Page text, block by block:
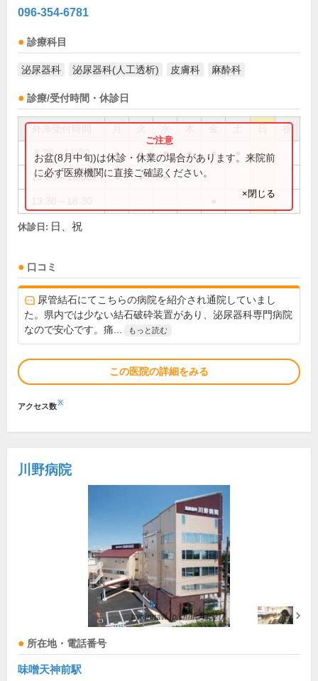
096-354-6781
診療科目
泌尿器科 泌尿器科(人工透析) 皮膚科 麻酔科
診療/受付時間・休診日
祝
8:30～11:30 ● ● ● ● ●
13:30～16:30 ● ● ●
お盆(8月中旬)は休診・休業の場合があります。来院前
に必ず医療機関に直接ご確認ください。
×閉じる
休診日: 日、祝
口コミ
尿管結石にてこちらの病院を紹介され通院していまし
た。県内では少ない結石破砕装置があり、泌尿器科専門病院
なので安心です。痛...
もっと読む
この医院の詳細をみる
アクセス数※
川野病院
所在地・電話番号
味噌天神前駅